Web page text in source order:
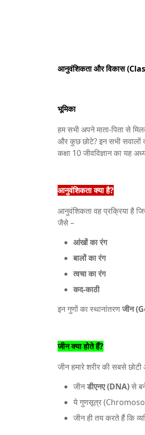
आनुवंशिकता और विकास
भूमिका
हम सभी अपने माता-पिता से
और कुछ छोटे? इन सभी सवालों
कक्षा 10 जीवविज्ञान का यह
आनुवंशिकता क्या है?
आनुवंशिकता वह प्रक्रिया है
जैसे –
आंखों का रंग
बालों का रंग
त्वचा का रंग
कद-काठी
इन गुणों का स्थानांतरणजीन
जीन क्या होते हैं?
जीन हमारे शरीर की सबसे
जीनडीएनए (DNA)से
ये गुणसूत्र
जीन ही तय करते हैं कि